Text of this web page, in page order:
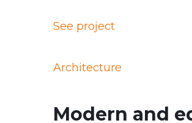
See project
Architecture
Modern and